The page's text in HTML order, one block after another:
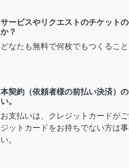
サービスやリクエストのチケット
か？
どなたも無料で何枚でもつくること
本契約（依頼者様の前払い決済）
い。
お支払いは、クレジットカードが
ジットカードをお持ちでない方は
い。